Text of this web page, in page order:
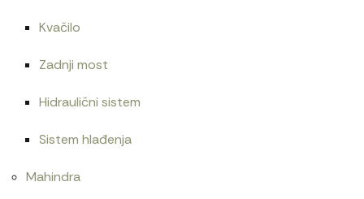
Kvačilo
Zadnji most
Hidraulični sistem
Sistem hlađenja
Mahindra